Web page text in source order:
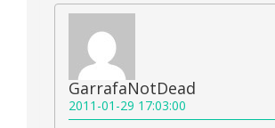
GarrafaNotDead
2011-01-29 17:03:00